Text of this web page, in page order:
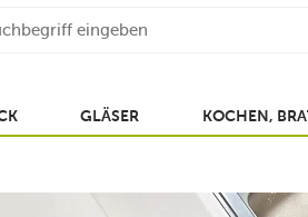
GLÄSER KOCHEN,